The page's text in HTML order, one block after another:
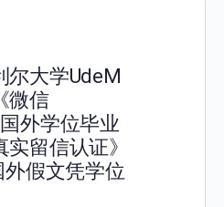
尔大学UdeM
微信
外学位毕业
留信认证》
假文凭学位